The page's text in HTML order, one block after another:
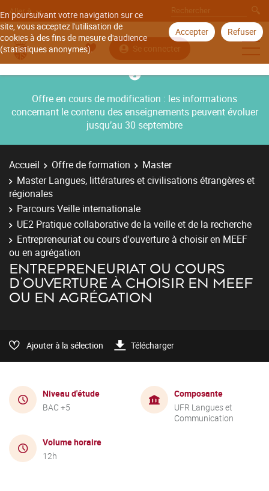
En poursuivant votre navigation sur ce
site, vous acceptez l'utilisation de
cookies à des fins de mesure d'audience
(statistiques anonymes).
Accepter Refuser
Aller à
Se connecter
Offre en cours de modification : les informations
concernant le contenu des enseignements peuvent évoluer
jusqu’au 30 septembre
Accueil Offre de formation
Master
Master Langues, littératures et civilisations étrangères et
régionales
Parcours Veille internationale
UE2 Pratique collaborative de la veille et de la recherche
Entrepreneuriat ou cours d'ouverture à choisir en MEEF
ou en agrégation
ENTREPRENEURIAT OU COURS
D'OUVERTURE À CHOISIR EN MEEF
OU EN AGRÉGATION
Ajouter à la sélection Télécharger
Niveau d'étude
BAC +5
Composante
UFR Langues et
Communication
Volume horaire
12h